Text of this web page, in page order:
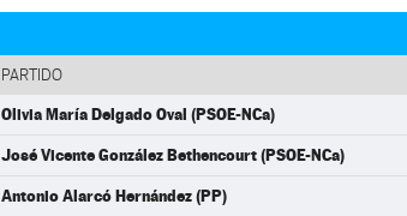
PARTIDO
Olivia María Delgado Oval (PSOE-NCa)
José Vicente González Bethencourt (PSOE-NCa)
Antonio Alarcó Hernández (PP)